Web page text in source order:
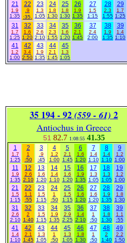
21
1.9
1:35
22
.9
:35.
23
1.3
1:05
24
1.8
1:30
25
1.8
1:30
26
1.9
1:35
27
1.5
1:15
28
2.3
1:55
29
1.7
1:25
31
1.7
1:25
32
1.6
1:20
33
2.6
2:10
34
2.3
1:55
35
1.6
1:20
36
2.1
1:45
37
2.4
2:00
38
1.9
1:35
39
1.4
1:10
41
1.2
1:00
42
3.4
2:50
43
1.9
1:35
44
2.1
1:45
45
1.3
1:05
35 194 - 92 (559 - 61) 2
Antiochus in Greece
51 82.7 1:08:55 41.35
1
1.7
1:25
2
1
:50
3
.9
:45
4
1.2
1:00
5
2.1
1:45
6
1.6
1:20
7
1.4
1:10
8
1.4
1:10
9
1.2
1:00
11
1.9
1:35
12
2.6
2:10
13
1.6
1:20
14
1.4
1:10
15
1.6
1:20
16
1.9
1:35
17
1.3
1:05
18
1.3
1:05
19
1.2
1:00
21
1.5
1:15
22
1.1
:55
23
1.5
1:15
24
1
:50
25
1.5
1:15
26
1.6
1:20
27
1.6
1:20
28
1.9
1:35
29
1.8
1:30
31
2.6
2:10
32
2
1:40
33
1.5
1:15
34
1.9
1:35
35
2.9
2:25
36
1.4
2:10
37
1
:50
38
1.8
1:30
39
1.1
:55
41
1.4
1:10
42
2.1
1:45
43
1.3
1:05
44
1
:50
45
1.3
1:05
46
1.8
1:30
47
1
:50
48
2
1:40
49
2.2
1:50